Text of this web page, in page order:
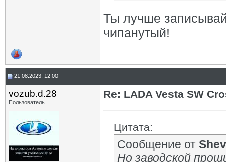
Ты лучше записывай
чипанутый!
21.08.2023, 12:00
vozub.d.28
Пользователь
Re: LADA Vesta SW
Цитата:
Сообщение от
Но заводской